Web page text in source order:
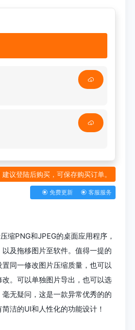
议登陆后购买，可保存购买订单。
免费更新 客服服务
缩PNG和JPEG的桌面应用程序，
及拖移图片至软件。值得一提的
同一修改图片压缩质量，也可以
。可以单独图片导出，也可以选
无疑问，这是一款异常优秀的的
洁的UI和人性化的功能设计！